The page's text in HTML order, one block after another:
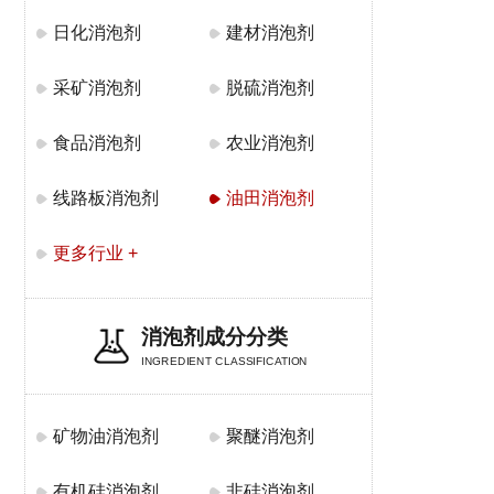
日化消泡剂 建材消泡剂
采矿消泡剂 脱硫消泡剂
食品消泡剂 农业消泡剂
线路板消泡剂 油田消泡剂
更多行业 +
消泡剂成分分类
INGREDIENT CLASSIFICATION
矿物油消泡剂 聚醚消泡剂